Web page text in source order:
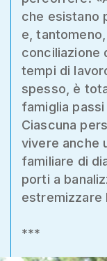
che esistano
e,
conciliazione
tempi di
spesso, è
famiglia
Ciascuna
vivere anche
familiare di
porti a
estremizzare
***